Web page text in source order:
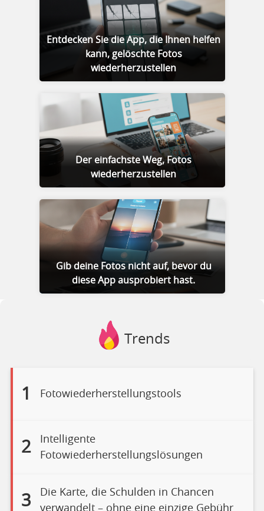
Entdecken Sie die App, die Ihnen helfen
kann, gelöschte Fotos
wiederherzustellen
Der einfachste Weg, Fotos
wiederherzustellen
Gib deine Fotos nicht auf, bevor du
diese App ausprobiert hast.
Trends
1 Fotowiederherstellungstools
2
Intelligente
Fotowiederherstellungslösungen
3
Die Karte, die Schulden in Chancen
verwandelt – ohne eine einzige Gebühr